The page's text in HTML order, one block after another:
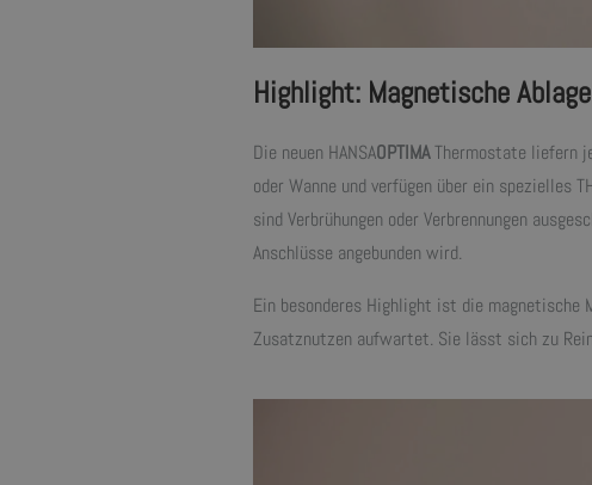
Highlight: Magnetische
Die neuen HANSAOPTIMAThermostate liefern
oder Wanne und verfügen über ein spezielles
sind Verbrühungen oder Verbrennungen
Anschlüsse angebunden wird.
Ein besonderes Highlight ist die magnetische
Zusatznutzen aufwartet. Sie lässt sich zu